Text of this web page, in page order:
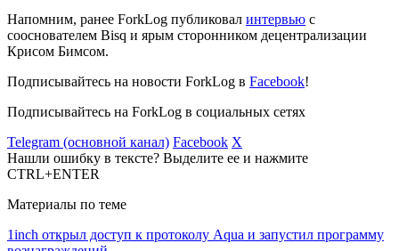
Напомним, ранее ForkLog публиковал интервью с
сооснователем Bisq и ярым сторонником децентрализации
Крисом Бимсом.
Подписывайтесь на новости ForkLog в Facebook!
Подписывайтесь на ForkLog в социальных сетях
Telegram (основной канал) Facebook X
Нашли ошибку в тексте? Выделите ее и нажмите
CTRL+ENTER
Материалы по теме
1inch открыл доступ к протоколу Aqua и запустил программу